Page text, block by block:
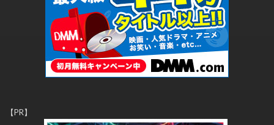
【PR】